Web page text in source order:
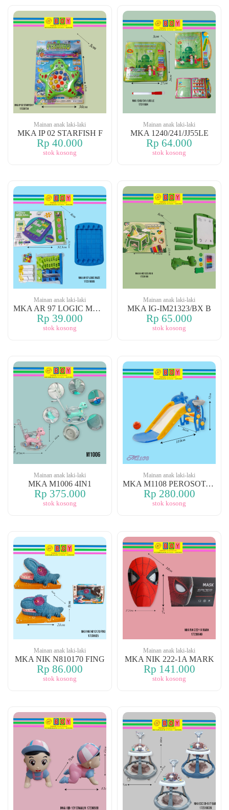
Mainan anak laki-laki
MKA IP 02 STARFISH F
Rp 40.000
stok kosong
Mainan anak laki-laki
MKA 1240/241/JJ55LE
Rp 64.000
stok kosong
Mainan anak laki-laki
MKA AR 97 LOGIC MAZE
Rp 39.000
stok kosong
Mainan anak laki-laki
MKA IG-IM21323/BX B
Rp 65.000
stok kosong
Mainan anak laki-laki
MKA M1006 4IN1
Rp 375.000
stok kosong
Mainan anak laki-laki
MKA M1108 PEROSOTAN
Rp 280.000
stok kosong
Mainan anak laki-laki
MKA NIK N810170 FING
Rp 86.000
stok kosong
Mainan anak laki-laki
MKA NIK 222-1A MARK
Rp 141.000
stok kosong